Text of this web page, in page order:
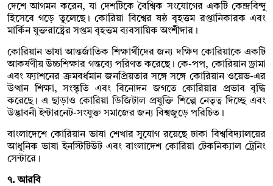
দেশে আগমন করেন, যা দেশটিকে বৈশ্বিক সংযোগের একটি কেন্দ্রবিন্দু
হিসেবে গড়ে তুলেছে। কোরিয়া বিশ্বের ষষ্ঠ বৃহত্তম রপ্তানিকারক এবং
মার্কিন যুক্তরাষ্ট্রের সপ্তম বৃহত্তম ব্যবসায়িক অংশীদার।
কোরিয়ান ভাষা আন্তর্জাতিক শিক্ষার্থীদের জন্য দক্ষিণ কোরিয়াকে একটি
আকর্ষণীয় উচ্চশিক্ষার গন্তব্যে পরিণত করেছে। কে-পপ, কোরিয়ান ড্রামা
এবং ফ্যাশনের ক্রমবর্ধমান জনপ্রিয়তার সঙ্গে সঙ্গে কোরিয়ান ওয়েভ-এর
উত্থান শিক্ষা, সংস্কৃতি এবং বিনোদন জগতে কোরিয়ার প্রভাব বৃদ্ধি
করেছে। এ ছাড়াও কোরিয়া ডিজিটাল প্রযুক্তি শিল্পে নেতৃত্ব দিচ্ছে এবং
উদ্ভাবনী ইন্টারনেট-সংযুক্ত সমাজের জন্য বিশ্বজুড়ে পরিচিত।
বাংলাদেশে কোরিয়ান ভাষা শেখার সুযোগ রয়েছে ঢাকা বিশ্ববিদ্যালয়ের
আধুনিক ভাষা ইনস্টিটিউট এবং বাংলাদেশ কোরিয়া টেকনিক্যাল ট্রেনিং
সেন্টারে।
৭. আরবি